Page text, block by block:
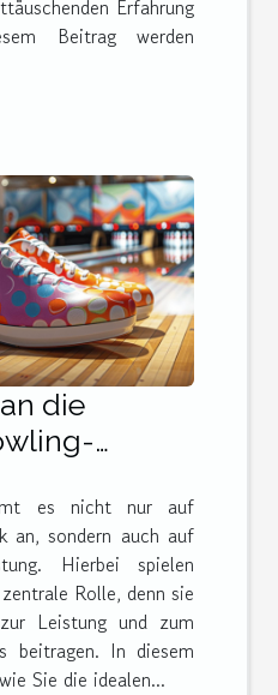
Erfahrung
Beitrag werden
die
es nicht nur auf
an, sondern auch auf
Hierbei spielen
Rolle, denn sie
Leistung und zum
beitragen. In diesem
Sie die idealen...